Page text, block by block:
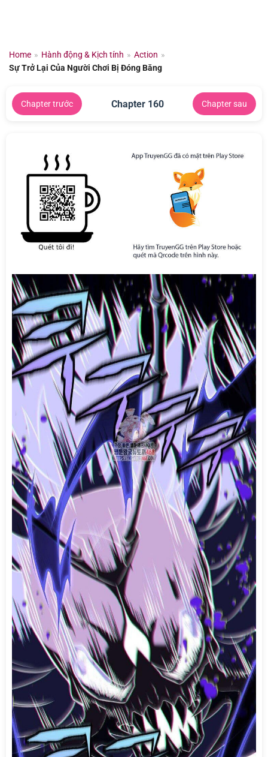
dungHome » Hành động & Kịch tính » Action »
Sự Trở Lại Của Người Chơi Bị Đóng Băng
Chapter trước Chapter 160 Chapter sau